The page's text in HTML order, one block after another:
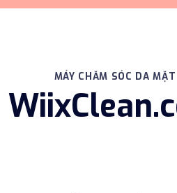
MÁY CHĂM SÓC DA MẶT